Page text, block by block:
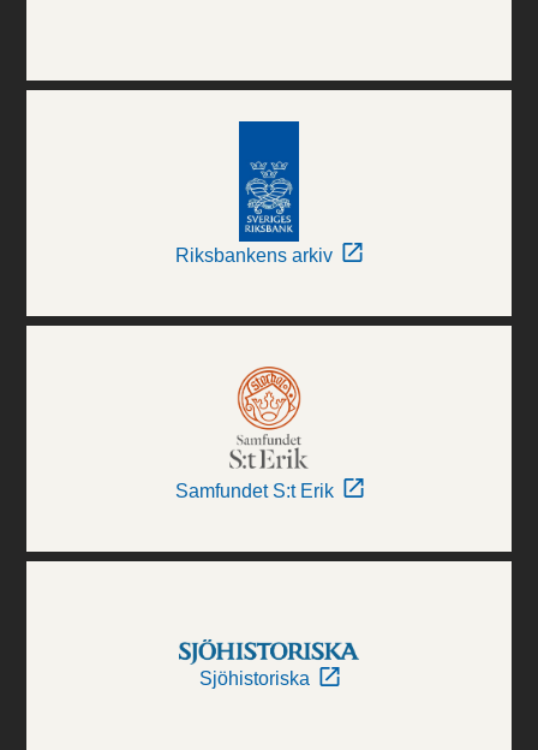
Riksbankens arkiv
Samfundet S:t Erik
Sjöhistoriska